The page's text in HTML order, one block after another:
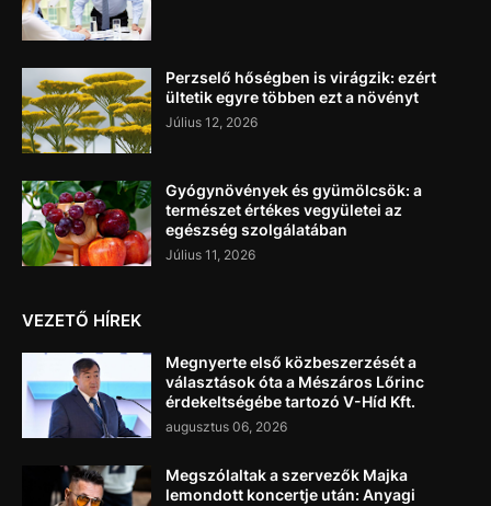
Perzselő hőségben is virágzik: ezért
ültetik egyre többen ezt a növényt
Július 12, 2026
Gyógynövények és gyümölcsök: a
természet értékes vegyületei az
egészség szolgálatában
Július 11, 2026
VEZETŐ HÍREK
Megnyerte első közbeszerzését a
választások óta a Mészáros Lőrinc
érdekeltségébe tartozó V-Híd Kft.
augusztus 06, 2026
Megszólaltak a szervezők Majka
lemondott koncertje után: Anyagi